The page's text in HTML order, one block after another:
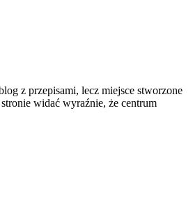
z przepisami, lecz miejsce stworzone
widać wyraźnie, że centrum